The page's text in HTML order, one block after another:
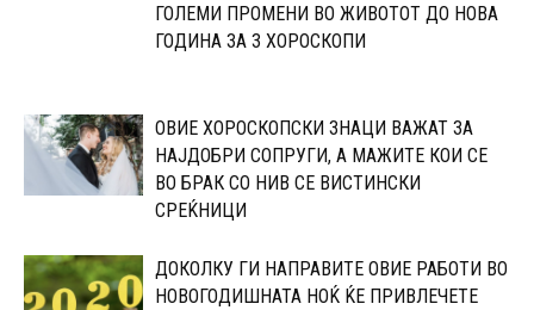
ГОЛЕМИ ПРОМЕНИ ВО ЖИВОТОТ ДО НОВА
ГОДИНА ЗА 3 ХОРОСКОПИ
ОВИЕ ХОРОСКОПСКИ ЗНАЦИ ВАЖАТ ЗА
НАЈДОБРИ СОПРУГИ, А МАЖИТЕ КОИ СЕ
ВО БРАК СО НИВ СЕ ВИСТИНСКИ
СРЕЌНИЦИ
ДОКОЛКУ ГИ НАПРАВИТЕ ОВИЕ РАБОТИ ВО
НОВОГОДИШНАТА НОЌ ЌЕ ПРИВЛЕЧЕТЕ